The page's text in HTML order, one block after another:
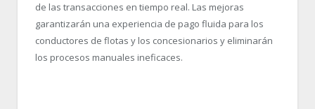
de las transacciones en tiempo real. Las mejoras
garantizarán una experiencia de pago fluida para los
conductores de flotas y los concesionarios y eliminarán
los procesos manuales ineficaces.